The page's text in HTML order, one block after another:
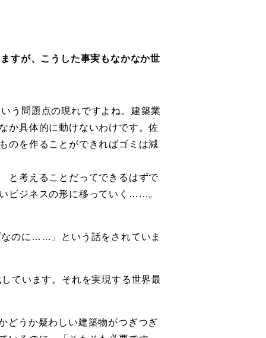
すが、こうした事実もなかなか世
う問題点の現れですよね。建築業
か具体的に動けないわけです。佐
のを作ることができればゴミは減
と考えることだってできるはずで
ビジネスの形に移っていく……。
なのに……」という話をされていま
ています。それを実現する世界最
どうか疑わしい建築物がつぎつぎ